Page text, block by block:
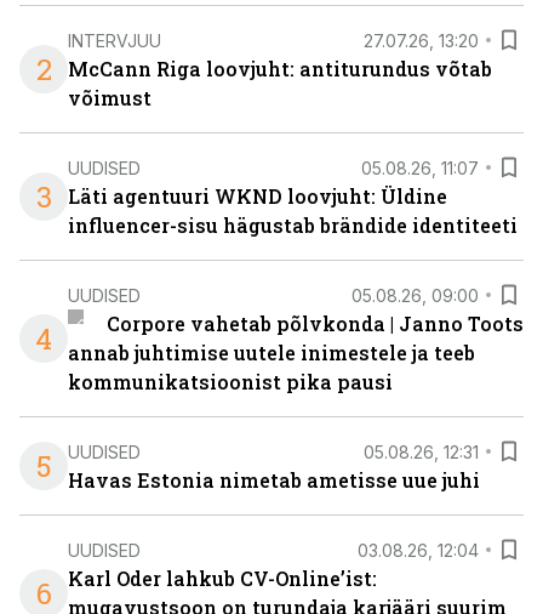
2
INTERVJUU 27.07.26, 13:20
McCann Riga loovjuht: antiturundus võtab
võimust
3
UUDISED 05.08.26, 11:07
Läti agentuuri WKND loovjuht: Üldine
influencer-sisu hägustab brändide identiteeti
4
UUDISED 05.08.26, 09:00
Corpore vahetab põlvkonda | Janno Toots
annab juhtimise uutele inimestele ja teeb
kommunikatsioonist pika pausi
5 UUDISED 05.08.26, 12:31
Havas Estonia nimetab ametisse uue juhi
6
UUDISED 03.08.26, 12:04
Karl Oder lahkub CV-Online’ist:
mugavustsoon on turundaja karjääri suurim